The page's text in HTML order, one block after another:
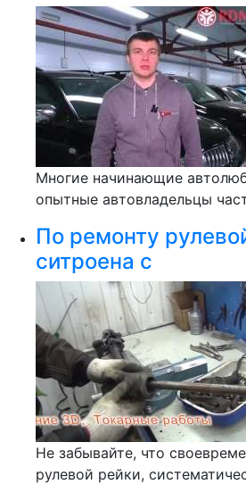
Многие начинающие
опытные автовладельцы
По ремонту
ситроена с
Не забывайте, что
рулевой рейки,